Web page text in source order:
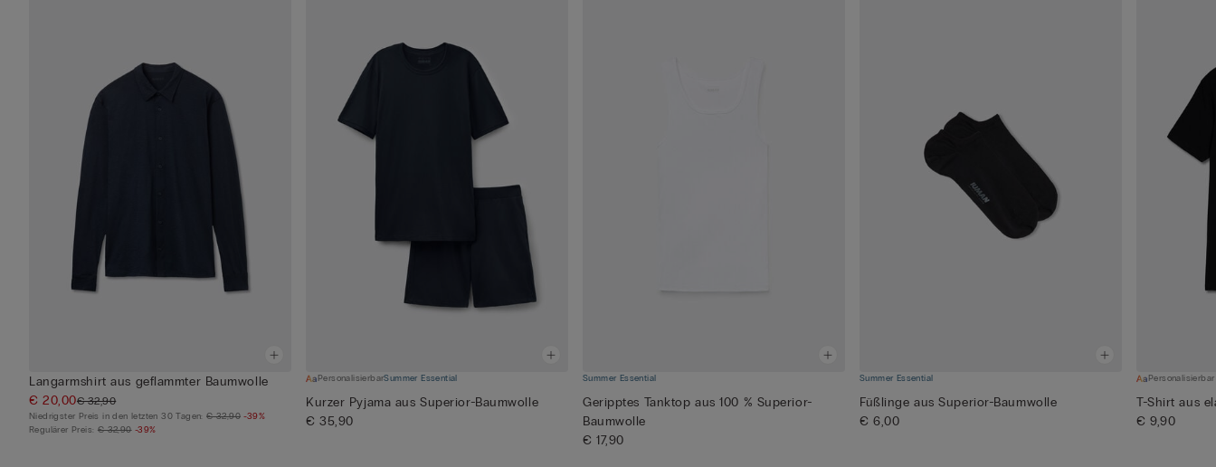
Langarmshirt aus geflammter Baumwolle
€ 20,00€ 32,90
Niedrigster Preis in den letzten 30 Tagen:€ 32,90 -39%
Regulärer Preis: € 32,90 -39%
PersonalisierbarSummer Essential
Kurzer Pyjama aus Superior-Baumwolle
€ 35,90
Summer Essential
Geripptes Tanktop aus 100 % Superior-
Baumwolle
€ 17,90
Summer Essential
Füßlinge aus Superior-Baumwolle
€ 6,00
Personalisierbar
T-Shirt aus
€ 9,90